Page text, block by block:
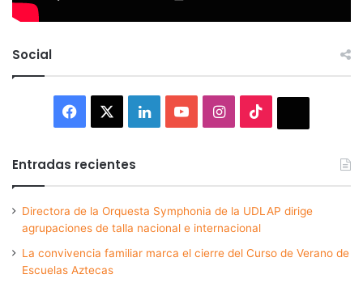
Social
Facebook LinkedInYouTubeInstagram
Entradas recientes
Directora de la Orquesta Symphonia de la UDLAP dirige
agrupaciones de talla nacional e internacional
La convivencia familiar marca el cierre del Curso de Verano de
Escuelas Aztecas